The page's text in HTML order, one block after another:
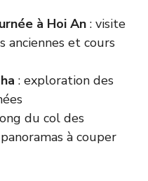
à Hoi An : visite
anciennes et cours
: exploration des
du col des
à couper